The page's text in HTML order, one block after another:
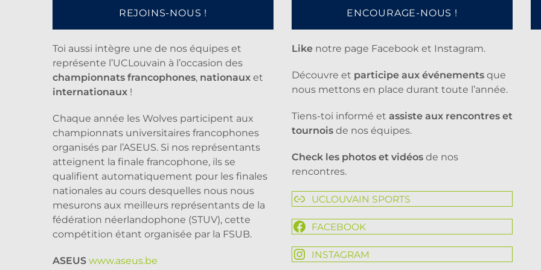
REJOINS-NOUS !
Toi aussi intègre une de nos équipes et
représente l’UCLouvain à l’occasion des
championnats francophones, nationaux et
internationaux !
Chaque année les Wolves participent aux
championnats universitaires francophones
organisés par l’ASEUS. Si nos représentants
atteignent la finale francophone, ils se
qualifient automatiquement pour les finales
nationales au cours desquelles nous nous
mesurons aux meilleurs représentants de la
fédération néerlandophone (STUV), cette
compétition étant organisée par la FSUB.
ASEUS www.aseus.be
ENCOURAGE-NOUS !
Like notre page Facebook et Instagram.
Découvre et participe aux événements que
nous mettons en place durant toute l’année.
Tiens-toi informé et assiste aux rencontres et
tournois de nos équipes.
Check les photos et vidéos de nos
rencontres.
UCLOUVAIN SPORTS
FACEBOOK
INSTAGRAM